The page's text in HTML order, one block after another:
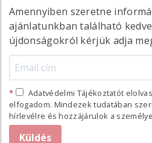
Amennyiben szeretne
ajánlatunkban található
újdonságokról kérjük adja
Adatvédelmi Tájékoztatót
elfogadom. Mindezek tudatában
hírlevélre és hozzájárulok a